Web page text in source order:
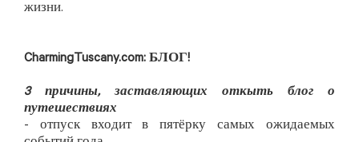
жизни.
CharmingTuscany.com: БЛОГ!
3 причины, заставляющих откыть блог о
путешествиях
- отпуск входит в пятёрку самых ожидаемых